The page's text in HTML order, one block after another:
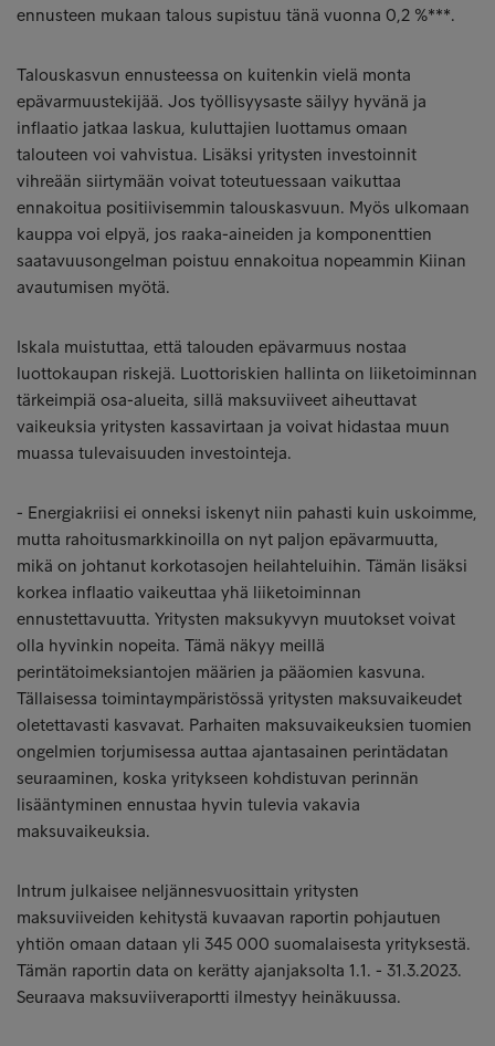
ennusteen mukaan talous supistuu tänä vuonna 0,2 %***.
Talouskasvun ennusteessa on kuitenkin vielä monta
epävarmuustekijää. Jos työllisyysaste säilyy hyvänä ja
inflaatio jatkaa laskua, kuluttajien luottamus omaan
talouteen voi vahvistua. Lisäksi yritysten investoinnit
vihreään siirtymään voivat toteutuessaan vaikuttaa
ennakoitua positiivisemmin talouskasvuun. Myös ulkomaan
kauppa voi elpyä, jos raaka-aineiden ja komponenttien
saatavuusongelman poistuu ennakoitua nopeammin Kiinan
avautumisen myötä.
Iskala muistuttaa, että talouden epävarmuus nostaa
luottokaupan riskejä. Luottoriskien hallinta on liiketoiminnan
tärkeimpiä osa-alueita, sillä maksuviiveet aiheuttavat
vaikeuksia yritysten kassavirtaan ja voivat hidastaa muun
muassa tulevaisuuden investointeja.
- Energiakriisi ei onneksi iskenyt niin pahasti kuin uskoimme,
mutta rahoitusmarkkinoilla on nyt paljon epävarmuutta,
mikä on johtanut korkotasojen heilahteluihin. Tämän lisäksi
korkea inflaatio vaikeuttaa yhä liiketoiminnan
ennustettavuutta. Yritysten maksukyvyn muutokset voivat
olla hyvinkin nopeita. Tämä näkyy meillä
perintätoimeksiantojen määrien ja pääomien kasvuna.
Tällaisessa toimintaympäristössä yritysten maksuvaikeudet
oletettavasti kasvavat. Parhaiten maksuvaikeuksien tuomien
ongelmien torjumisessa auttaa ajantasainen perintädatan
seuraaminen, koska yritykseen kohdistuvan perinnän
lisääntyminen ennustaa hyvin tulevia vakavia
maksuvaikeuksia.
Intrum julkaisee neljännesvuosittain yritysten
maksuviiveiden kehitystä kuvaavan raportin pohjautuen
yhtiön omaan dataan yli 345 000 suomalaisesta yrityksestä.
Tämän raportin data on kerätty ajanjaksolta 1.1. - 31.3.2023.
Seuraava maksuviiveraportti ilmestyy heinäkuussa.